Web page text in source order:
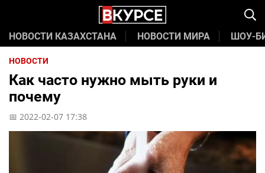
НОВОСТИ КАЗАХСТАНА НОВОСТИ МИРА ШОУ-
НОВОСТИ
Как часто нужно мыть руки и
почему
📅 2022-02-07 17:38